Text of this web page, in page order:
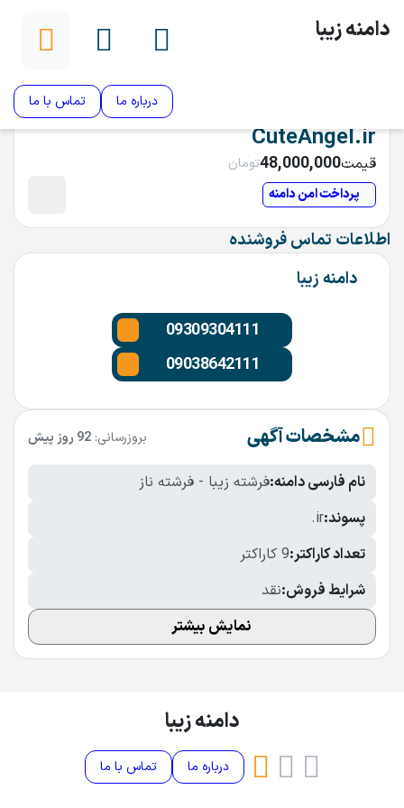
دامنه زیبا
درباره ما تماس با ما
CuteAngel.ir
قیمت48,000,000تومان
پرداخت امن دامنه
اطلاعات تماس فروشنده
دامنه زیبا
09309304111
09038642111
مشخصات آگهی بروزرسانی: 92 روز پیش
نام فارسی دامنه:فرشته زیبا - فرشته ناز
پسوند:.ir
تعداد کاراکتر:9 کاراکتر
شرایط فروش:نقد
نمایش بیشتر
دامنه زیبا
درباره ما تماس با ما